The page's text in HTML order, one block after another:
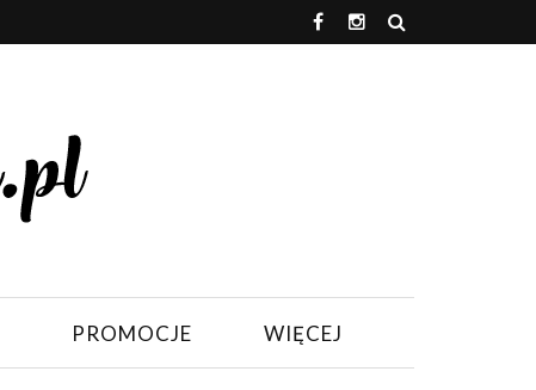
PROMOCJE WIĘCEJ